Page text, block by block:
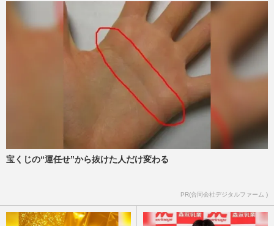
宝くじの“運任せ”から抜けた人だけ変わる
PR(合同会社デジタルファーム )